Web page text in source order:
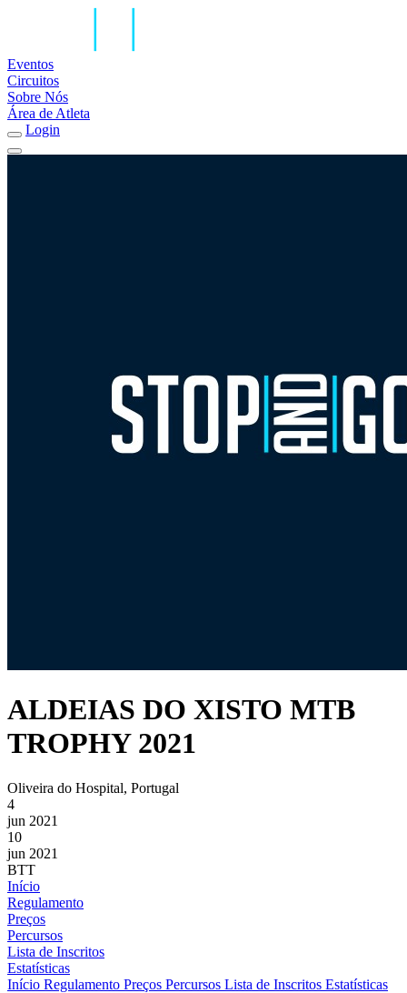
Eventos
Circuitos
Sobre Nós
Área de Atleta
Login
ALDEIAS DO XISTO MTB
TROPHY 2021
Oliveira do Hospital, Portugal
4
jun 2021
10
jun 2021
BTT
Início
Regulamento
Preços
Percursos
Lista de Inscritos
Estatísticas
Início Regulamento Preços Percursos Lista de Inscritos Estatísticas